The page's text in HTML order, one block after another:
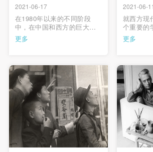
2021-06-17
在1980年以来的不同阶段
中，在中国和西方的巨大差
距中，这些艺术翘楚总能“以
自己的血来焊接时代断裂的
者提供继续前进的道路，推
动中国当代艺术发展的进
程，直至逐渐拉平二者的差
距，让中国当代艺术在国际
艺坛占 …
更多
2021-06-11
就西方现
个重要的
代主义绘
艺术史叙
现代绘画
维平面，
术本体，
然而，如
从“自 …
更多
快捷登录
手机号码
手机号码将作为您的登录账